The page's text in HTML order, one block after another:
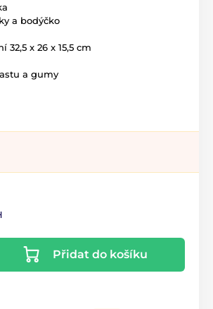
a bodýčko
32,5 x 26 x 15,5 cm
a gumy
Přidat do košíku